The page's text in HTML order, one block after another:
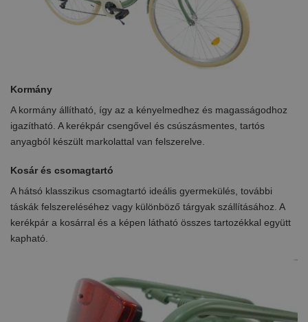
Kormány
A kormány állítható, így az a kényelmedhez és magasságodhoz
igazítható. A kerékpár csengővel és csúszásmentes, tartós
anyagból készült markolattal van felszerelve.
Kosár és csomagtartó
A hátsó klasszikus csomagtartó ideális gyermekülés, további
táskák felszereléséhez vagy különböző tárgyak szállításához. A
kerékpár a kosárral és a képen látható összes tartozékkal együtt
kapható.